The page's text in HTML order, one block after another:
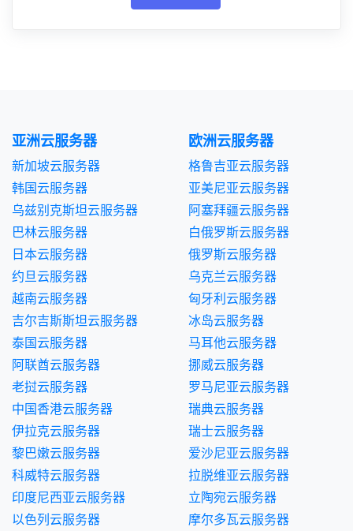
亚洲云服务器
新加坡云服务器
韩国云服务器
乌兹别克斯坦云服务器
巴林云服务器
日本云服务器
约旦云服务器
越南云服务器
吉尔吉斯斯坦云服务器
泰国云服务器
阿联酋云服务器
老挝云服务器
中国香港云服务器
伊拉克云服务器
黎巴嫩云服务器
科威特云服务器
印度尼西亚云服务器
以色列云服务器
欧洲云服务器
格鲁吉亚云服务器
亚美尼亚云服务器
阿塞拜疆云服务器
白俄罗斯云服务器
俄罗斯云服务器
乌克兰云服务器
匈牙利云服务器
冰岛云服务器
马耳他云服务器
挪威云服务器
罗马尼亚云服务器
瑞典云服务器
瑞士云服务器
爱沙尼亚云服务器
拉脱维亚云服务器
立陶宛云服务器
摩尔多瓦云服务器